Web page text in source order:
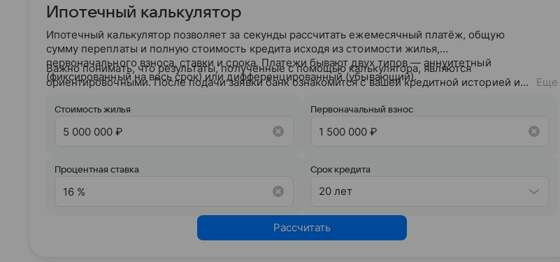
Ипотечный калькулятор
Ипотечный калькулятор позволяет за секунды рассчитать ежемесячный платёж, общую
сумму переплаты и полную стоимость кредита исходя из стоимости жилья,
первоначального взноса, ставки и срока. Платежи бывают двух типов — аннуитетный
(фиксированный на весь срок) или дифференцированный (убывающий).
Важно понимать, что результаты, полученные с помощью калькулятора, являются
ориентировочными. После подачи заявки банк ознакомится с вашей кредитной историей и
условия сотрудничества.
Еще
Стоимость жилья Первоначальный взнос
Процентная ставка Срок кредита
20 лет
Рассчитать